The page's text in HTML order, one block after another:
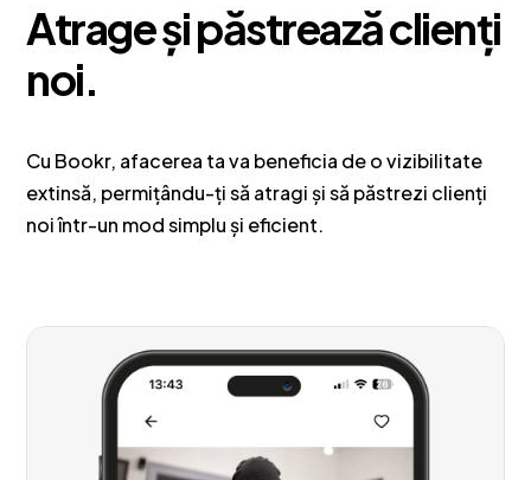
Atrage și păstrează clienți
noi.
Cu Bookr, afacerea ta va beneficia de o vizibilitate
extinsă, permițându-ți să atragi și să păstrezi clienți
noi într-un mod simplu și eficient.